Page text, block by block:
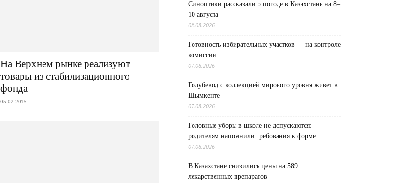
На Верхнем рынке реализуют
товары из стабилизационного
фонда
05.02.2015
Синоптики рассказали о погоде в Казахстане на 8–
10 августа
08.08.2026
Готовность избирательных участков — на контроле
комиссии
07.08.2026
Голубевод с коллекцией мирового уровня живет в
Шымкенте
07.08.2026
Головные уборы в школе не допускаются:
родителям напомнили требования к форме
07.08.2026
В Казахстане снизились цены на 589
лекарственных препаратов